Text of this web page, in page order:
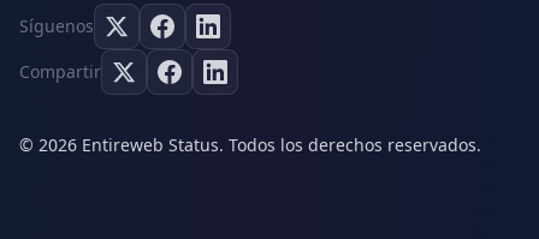
Síguenos
Compartir
© 2026 Entireweb Status. Todos los derechos reservados.